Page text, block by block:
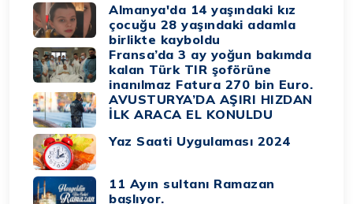
Almanya'da 14 yaşındaki kız
çocuğu 28 yaşındaki adamla
birlikte kayboldu
Fransa’da 3 ay yoğun bakımda
kalan Türk TIR şoförüne
inanılmaz Fatura 270 bin Euro.
AVUSTURYA’DA AŞIRI HIZDAN
İLK ARACA EL KONULDU
Yaz Saati Uygulaması 2024
11 Ayın sultanı Ramazan
başlıyor.